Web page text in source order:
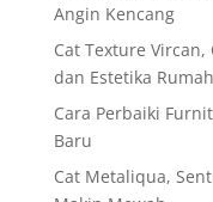
Angin Kencang
Cat Texture
dan Estetika Rumah
Cara Perbaiki
Baru
Cat Metaliqua,